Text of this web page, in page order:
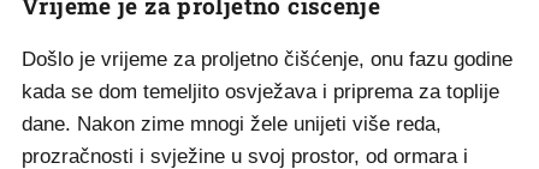
Došlo je vrijeme za proljetno čišćenje, onu fazu godine
kada se dom temeljito osvježava i priprema za toplije
dane. Nakon zime mnogi žele unijeti više reda,
prozračnosti i svježine u svoj prostor, od ormara i